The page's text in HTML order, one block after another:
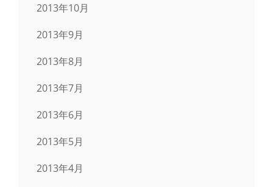
2013年10月
2013年9月
2013年8月
2013年7月
2013年6月
2013年5月
2013年4月